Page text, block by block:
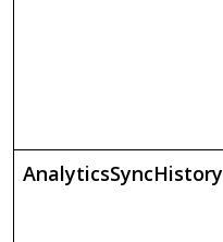
AnalyticsSyncHistory